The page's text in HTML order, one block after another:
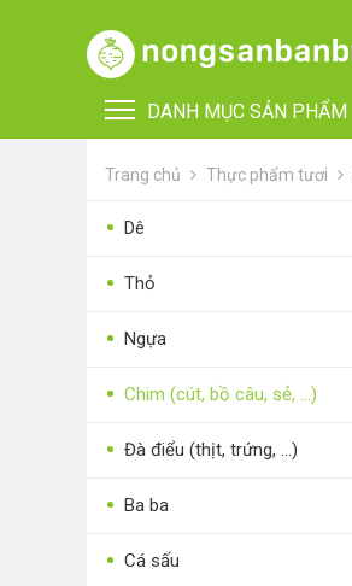
DANH MỤC SẢN PHẨM
Máy nông nghiệp
• Thiết bị-Phương tiện
• Thực phẩm tươi
Trang chủ Thực phẩm tươi
• Dê
• Thỏ
• Ngựa
• Chim (cút, bồ câu, sẻ, …)
• Đà điểu (thịt, trứng, …)
• Ba ba
• Cá sấu